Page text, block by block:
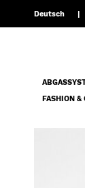
Deutsch
FASHION &